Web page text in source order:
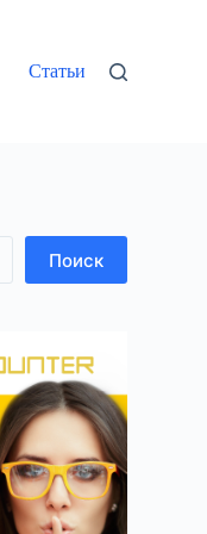
Статьи
Поиск